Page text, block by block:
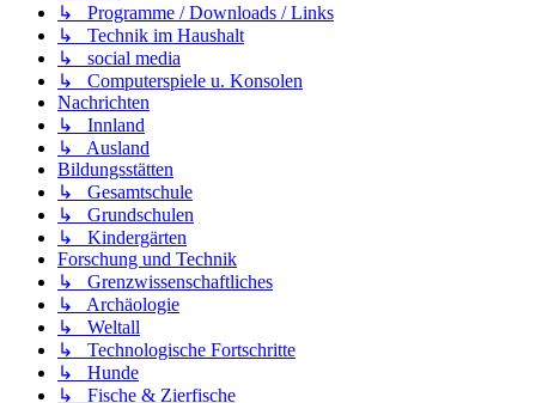
↳ Programme / Downloads / Links
↳ Technik im Haushalt
↳ social media
↳ Computerspiele u. Konsolen
Nachrichten
↳ Innland
↳ Ausland
Bildungsstätten
↳ Gesamtschule
↳ Grundschulen
↳ Kindergärten
Forschung und Technik
↳ Grenzwissenschaftliches
↳ Archäologie
↳ Weltall
↳ Technologische Fortschritte
↳ Hunde
↳ Fische & Zierfische